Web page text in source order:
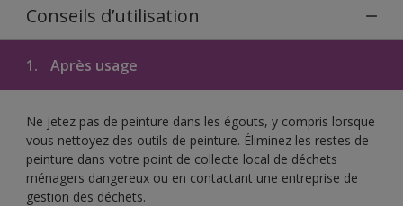
Conseils d’utilisation
1. Après usage
Ne jetez pas de peinture dans les égouts, y compris lorsque
vous nettoyez des outils de peinture. Éliminez les restes de
peinture dans votre point de collecte local de déchets
ménagers dangereux ou en contactant une entreprise de
gestion des déchets.